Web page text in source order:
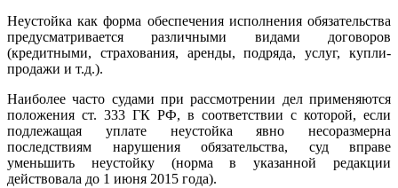
Неустойка как форма обеспечения исполнения обязательства
предусматривается различными видами договоров
(кредитными, страхования, аренды, подряда, услуг, купли-
продажи и т.д.).
Наиболее часто судами при рассмотрении дел применяются
положения ст. 333 ГК РФ, в соответствии с которой, если
подлежащая уплате неустойка явно несоразмерна
последствиям нарушения обязательства, суд вправе
уменьшить неустойку (норма в указанной редакции
действовала до 1 июня 2015 года).